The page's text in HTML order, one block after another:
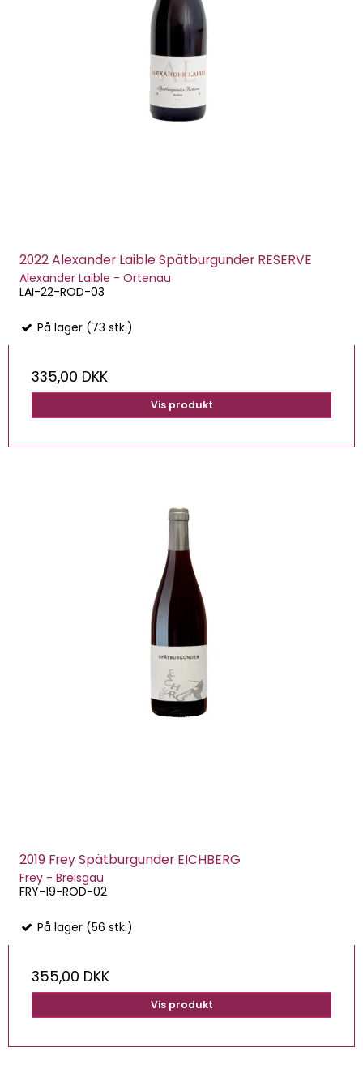
2022 Alexander Laible Spätburgunder RESERVE
Alexander Laible - Ortenau
LAI-22-ROD-03
På lager (73 stk.)
335,00 DKK
Vis produkt
2019 Frey Spätburgunder EICHBERG
Frey - Breisgau
FRY-19-ROD-02
På lager (56 stk.)
355,00 DKK
Vis produkt